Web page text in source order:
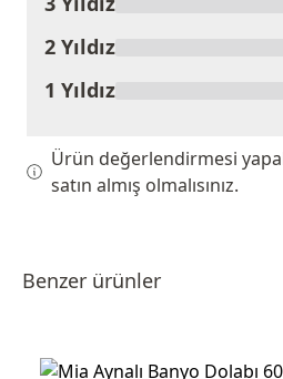
2 Yıldız
1 Yıldız
Ürün değerlendirmesi
satın almış olmalısınız.
Benzer ürünler